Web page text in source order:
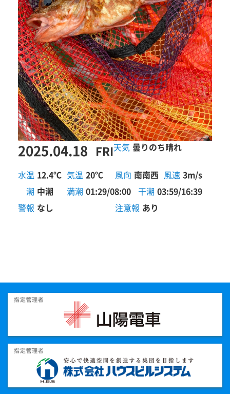
2025.04.18 FRI 曇りのち晴れ
水温 12.4℃ 気温 20℃ 風向 南南西 風速 3m/s
潮 中潮 満潮 01:29/08:00 干潮 03:59/16:39
警報 なし 注意報 あり